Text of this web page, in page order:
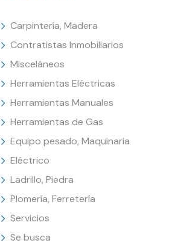
Carpintería, Madera
Contratistas Inmobiliarios
Misceláneos
Herramientas Eléctricas
Herramientas Manuales
Herramientas de Gas
Equipo pesado, Maquinaria
Eléctrico
Ladrillo, Piedra
Plomería, Ferretería
Servicios
Se busca